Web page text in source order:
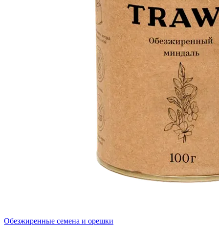
Обезжиренные семена и орешки